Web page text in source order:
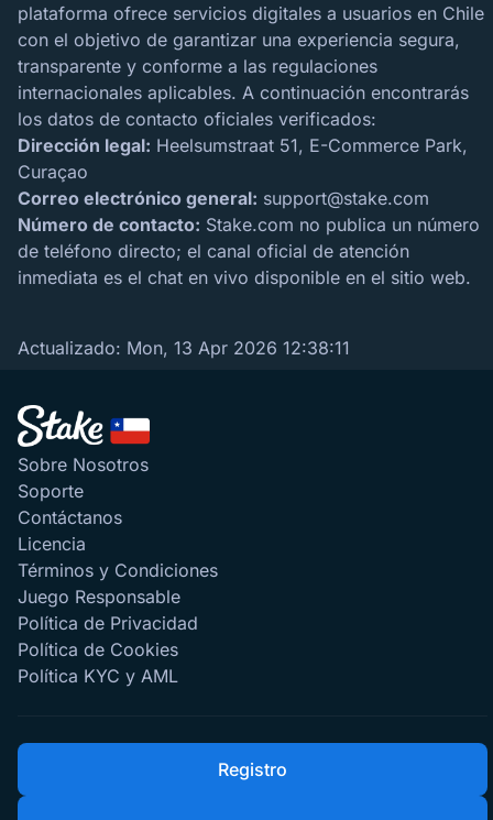
plataforma ofrece servicios digitales a usuarios en Chile
con el objetivo de garantizar una experiencia segura,
transparente y conforme a las regulaciones
internacionales aplicables. A continuación encontrarás
los datos de contacto oficiales verificados:
Dirección legal: Heelsumstraat 51, E-Commerce Park,
Curaçao
Correo electrónico general: support@stake.com
Número de contacto: Stake.com no publica un número
de teléfono directo; el canal oficial de atención
inmediata es el chat en vivo disponible en el sitio web.
Actualizado: Mon, 13 Apr 2026 12:38:11
Sobre Nosotros
Soporte
Contáctanos
Licencia
Términos y Condiciones
Juego Responsable
Política de Privacidad
Política de Cookies
Política KYC y AML
Registro